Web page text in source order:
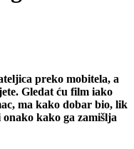
preko mobitela, a
Gledat ću film iako
ma kako dobar bio, lik
kako ga zamišlja